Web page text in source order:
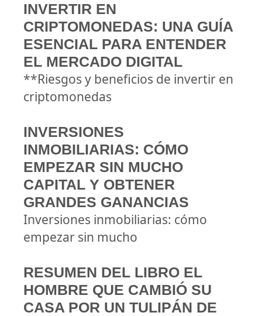
INVERTIR EN
CRIPTOMONEDAS: UNA GUÍA
ESENCIAL PARA ENTENDER
EL MERCADO DIGITAL
**Riesgos y beneficios de invertir en
criptomonedas
INVERSIONES
INMOBILIARIAS: CÓMO
EMPEZAR SIN MUCHO
CAPITAL Y OBTENER
GRANDES GANANCIAS
Inversiones inmobiliarias: cómo
empezar sin mucho
RESUMEN DEL LIBRO EL
HOMBRE QUE CAMBIÓ SU
CASA POR UN TULIPÁN DE